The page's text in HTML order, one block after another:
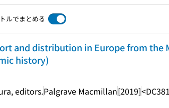
ルでまとめる
and distribution in Europe from the
history)
editors.Palgrave Macmillan[2019]